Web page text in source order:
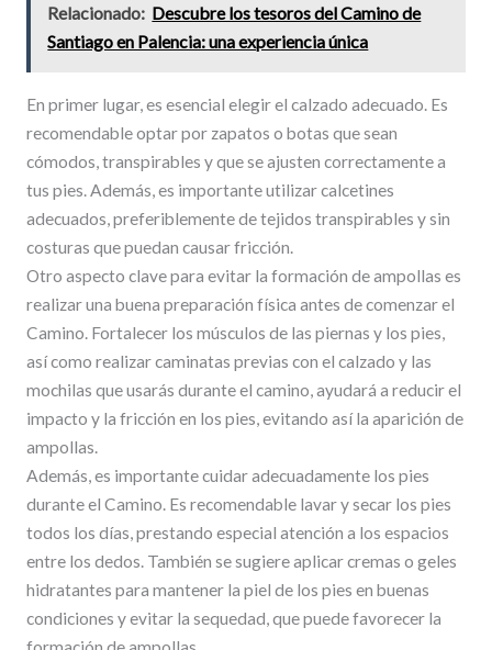
Relacionado: Descubre los tesoros del Camino de
Santiago en Palencia: una experiencia única
En primer lugar, es esencial elegir el calzado adecuado. Es
recomendable optar por zapatos o botas que sean
cómodos, transpirables y que se ajusten correctamente a
tus pies. Además, es importante utilizar calcetines
adecuados, preferiblemente de tejidos transpirables y sin
costuras que puedan causar fricción.
Otro aspecto clave para evitar la formación de ampollas es
realizar una buena preparación física antes de comenzar el
Camino. Fortalecer los músculos de las piernas y los pies,
así como realizar caminatas previas con el calzado y las
mochilas que usarás durante el camino, ayudará a reducir el
impacto y la fricción en los pies, evitando así la aparición de
ampollas.
Además, es importante cuidar adecuadamente los pies
durante el Camino. Es recomendable lavar y secar los pies
todos los días, prestando especial atención a los espacios
entre los dedos. También se sugiere aplicar cremas o geles
hidratantes para mantener la piel de los pies en buenas
condiciones y evitar la sequedad, que puede favorecer la